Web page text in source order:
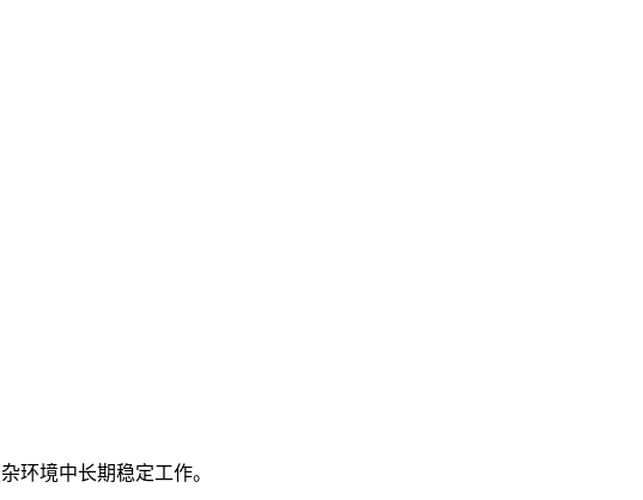
环境中长期稳定工作。